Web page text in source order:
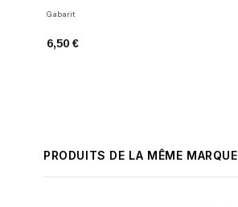
Gabarit
6,50 €
PRODUITS DE LA MÊME MARQUE